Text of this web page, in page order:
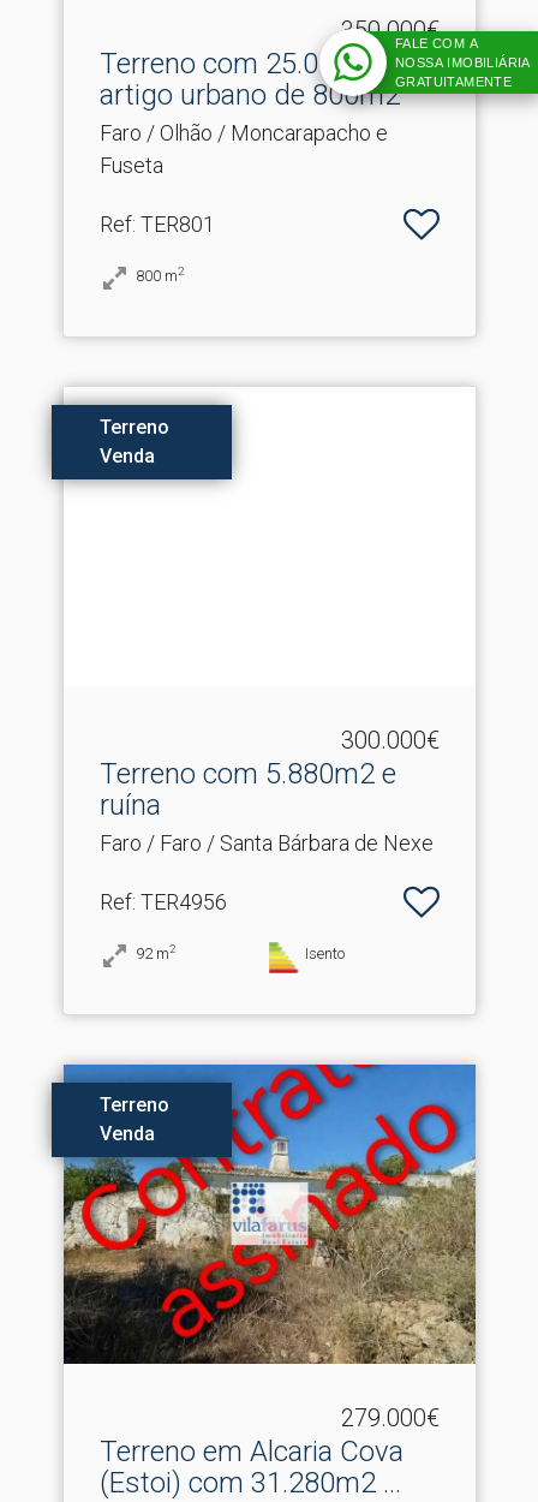
350.000€
Terreno com 25.​000m2 e
artigo urbano de 800m2
Faro / Olhão / Moncarapacho e
Fuseta
Ref: TER801
800 m2
Terreno
Venda
300.000€
Terreno com 5.​880m2 e
ruína
Faro / Faro / Santa Bárbara de Nexe
Ref: TER4956
92 m2 Isento
Terreno
Venda
279.000€
Terreno em Alcaria Cova
(Estoi) com 31.​280m2 ...
FALE COM A
NOSSA IMOBILIÁRIA
GRATUITAMENTE